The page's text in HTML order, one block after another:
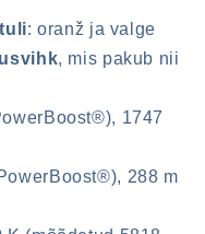
: oranž ja valge
, mis pakub nii
1747
288 m